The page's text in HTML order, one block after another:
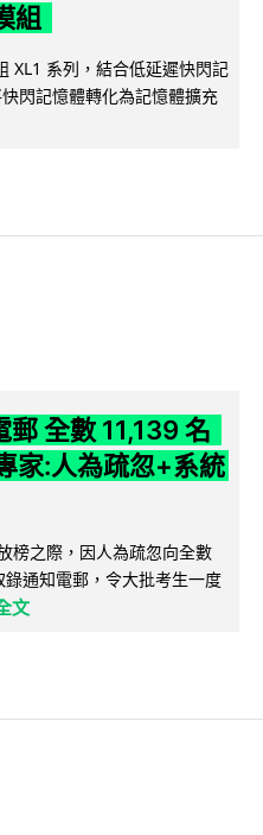
組
XL1 系列，結合低延遲快閃記
閃記憶體轉化為記憶體擴充
全數 11,139 名
家:人為疏忽+系統
榜之際，因人為疏忽向全數
通知電郵，令大批考生一度
文